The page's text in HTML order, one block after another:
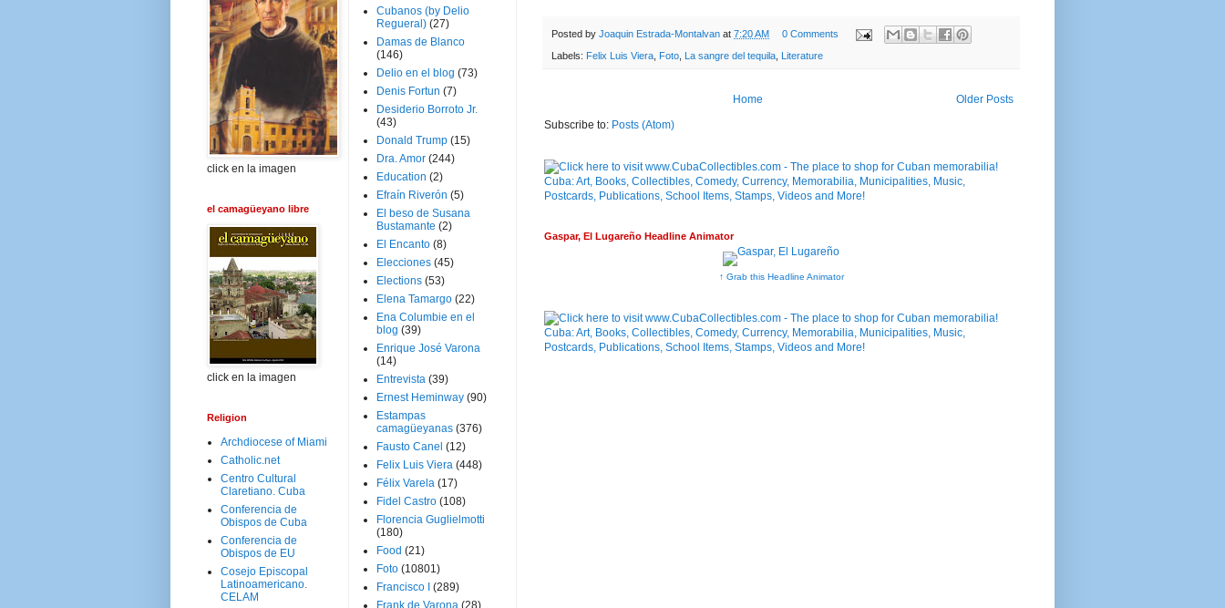
Posted by Joaquin Estrada-Montalvan at 7:20 AM 0 Comments
Labels: Felix Luis Viera, Foto, La sangre del tequila, Literature
Older Posts
Home
Subscribe to: Posts (Atom)
Gaspar, El Lugareño Headline Animator
↑ Grab this Headline Animator
click en la imagen
el camagüeyano libre
click en la imagen
Religion
Archdiocese of Miami
Catholic.net
Centro Cultural
Claretiano. Cuba
Conferencia de
Obispos de Cuba
Conferencia de
Obispos de EU
Cosejo Episcopal
Latinoamericano.
CELAM
Cubanos (by Delio
Regueral) (27)
Damas de Blanco
(146)
Delio en el blog (73)
Denis Fortun (7)
Desiderio Borroto Jr.
(43)
Donald Trump (15)
Dra. Amor (244)
Education (2)
Efraín Riverón (5)
El beso de Susana
Bustamante (2)
El Encanto (8)
Elecciones (45)
Elections (53)
Elena Tamargo (22)
Ena Columbie en el
blog (39)
Enrique José Varona
(14)
Entrevista (39)
Ernest Heminway (90)
Estampas
camagüeyanas (376)
Fausto Canel (12)
Felix Luis Viera (448)
Félix Varela (17)
Fidel Castro (108)
Florencia Guglielmotti
(180)
Food (21)
Foto (10801)
Francisco I
(289)
Frank de Varona (28)